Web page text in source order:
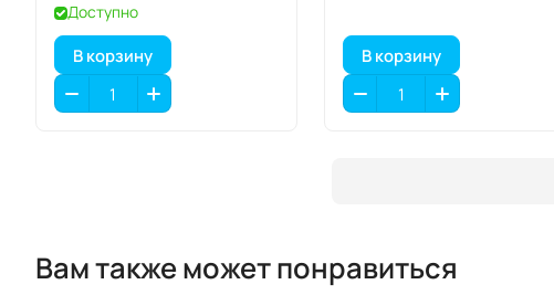
Доступно
В корзину В корзину
Вам также может понравиться